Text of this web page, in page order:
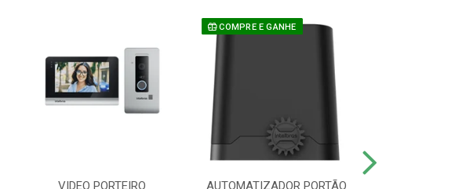
VIDEO PORTEIRO
COMPRE E GANHE
AUTOMATIZADOR PORTÃO